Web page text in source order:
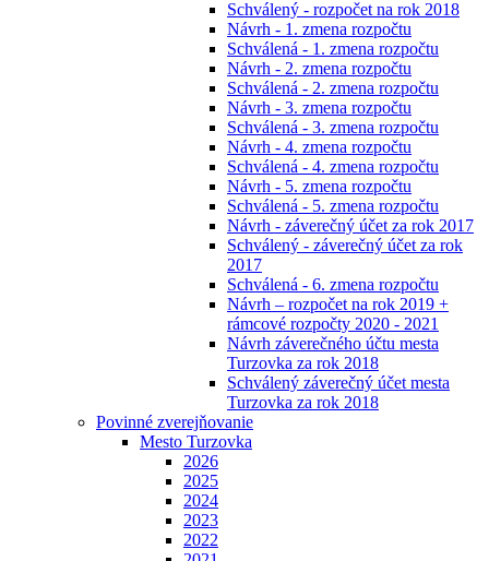
Schválený - rozpočet na rok 2018
Návrh - 1. zmena rozpočtu
Schválená - 1. zmena rozpočtu
Návrh - 2. zmena rozpočtu
Schválená - 2. zmena rozpočtu
Návrh - 3. zmena rozpočtu
Schválená - 3. zmena rozpočtu
Návrh - 4. zmena rozpočtu
Schválená - 4. zmena rozpočtu
Návrh - 5. zmena rozpočtu
Schválená - 5. zmena rozpočtu
Návrh - záverečný účet za rok 2017
Schválený - záverečný účet za rok
2017
Schválená - 6. zmena rozpočtu
Návrh – rozpočet na rok 2019 +
rámcové rozpočty 2020 - 2021
Návrh záverečného účtu mesta
Turzovka za rok 2018
Schválený záverečný účet mesta
Turzovka za rok 2018
Povinné zverejňovanie
Mesto Turzovka
2026
2025
2024
2023
2022